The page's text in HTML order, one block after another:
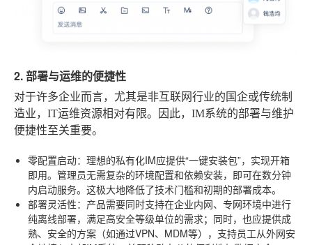
2. 部署与运维的便捷性
对于许多企业而言，尤其是非互联网行业的国企或传统制
造业，IT运维资源相对有限。因此，IM系统的部署与维护
便捷性至关重要。
零配置启动：理想的私有化IM应提供“一键安装包”，实现开箱
即用。管理员无需复杂的环境配置和依赖安装，即可在数分钟
内启动服务。这极大地降低了技术门槛和初期的部署成本。
部署灵活性：产品需要同时支持在企业内网、专网环境中进行
纯离线部署，满足高安全等级单位的需求；同时，也应提供成
熟、安全的方案（如通过VPN、MDM等），支持员工从外网安